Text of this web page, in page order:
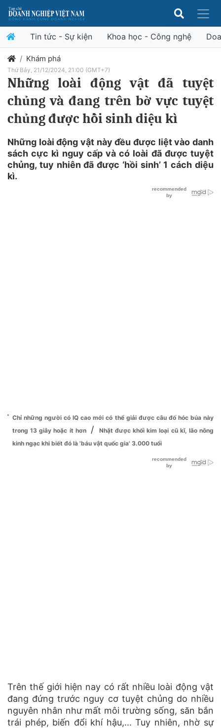
Tin tức - Sự kiện Khoa học - Công nghệ
Khám phá
Thứ Bảy, 21/12/2024, 21:00 (GMT+7)
Những loài động vật đã tuyệt
chủng và đang trên bờ vực tuyệt
chủng được hồi sinh diệu kì
Những loài động vật này đều được liệt vào danh
sách cực kì nguy cấp và có loài đã được tuyệt
chủng, tuy nhiên đã được ‘hồi sinh’ 1 cách diệu
kì.
Chỉ những người có IQ cao mới có thể giải được câu đố hóc búa này
trong 13 giây hoặc ít hơn
/
Nhặt được khối kim loại cũ kĩ, lão nông
kinh ngạc khi biết đó là 'báu vật quốc gia' 3.000 tuổi
Trên thế giới hiện nay có rất nhiều loài động vật
đang đứng trước nguy cơ tuyệt chủng do nhiều
nguyên nhân như mất môi trường sống, săn bắn
trái phép, biến đổi khí hậu,... Tuy nhiên, nhờ sự